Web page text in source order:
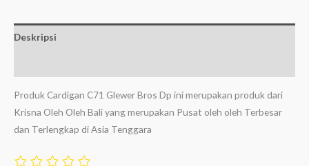
Deskripsi
Produk Cardigan C71 Glewer Bros Dp ini merupakan produk dari
Krisna Oleh Oleh Bali yang merupakan Pusat oleh oleh Terbesar
dan Terlengkap di Asia Tenggara